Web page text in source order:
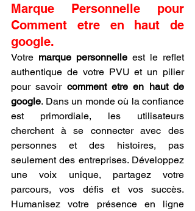
Marque Personnelle pour
Comment etre en haut de
google.
Votre marque personnelle est le reflet
authentique de votre PVU et un pilier
pour savoir comment etre en haut de
google. Dans un monde où la confiance
est primordiale, les utilisateurs
cherchent à se connecter avec des
personnes et des histoires, pas
seulement des entreprises. Développez
une voix unique, partagez votre
parcours, vos défis et vos succès.
Humanisez votre présence en ligne